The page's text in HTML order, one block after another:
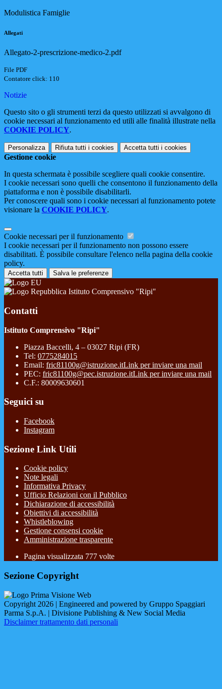
Modulistica Famiglie
Allegati
Allegato-2-prescrizione-medico-2.pdf
File PDF
Contatore click: 110
Notizie
Questo sito o gli strumenti terzi da questo utilizzati si avvalgono di
cookie necessari al funzionamento ed utili alle finalità illustrate nella
COOKIE POLICY.
Personalizza Rifiuta tutti i cookies Accetta tutti i cookies
Gestione cookie
In questa schermata è possibile scegliere quali cookie consentire.
I cookie necessari sono quelli che consentono il funzionamento della
piattaforma e non è possibile disabilitarli.
Per conoscere quali sono i cookie necessari al funzionamento potete
visionare la COOKIE POLICY.
Cookie necessari per il funzionamento
I cookie necessari per il funzionamento non possono essere
disabilitati. È possibile consultare l'elenco nella pagina della cookie
policy.
Accetta tutti Salva le preferenze
Istituto Comprensivo "Ripi"
Contatti
Istituto Comprensivo "Ripi"
Piazza Baccelli, 4 – 03027 Ripi (FR)
Tel: 0775284015
Email: fric81100g@istruzione.itLink per inviare una mail
PEC: fric81100g@pec.istruzione.itLink per inviare una mail
C.F.: 80009630601
Seguici su
Facebook
Instagram
Sezione Link Utili
Cookie policy
Note legali
Informativa Privacy
Ufficio Relazioni con il Pubblico
Dichiarazione di accessibilità
Obiettivi di accessibilità
Whistleblowing
Gestione consensi cookie
Amministrazione trasparente
Pagina visualizzata 777 volte
Sezione Copyright
Copyright 2026 | Engineered and powered by Gruppo Spaggiari
Parma S.p.A. | Divisione Publishing & New Social Media
Disclaimer trattamento dati personali